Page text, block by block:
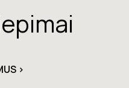
>